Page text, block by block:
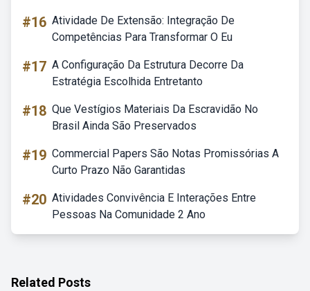
#16 Atividade De Extensão: Integração De
Competências Para Transformar O Eu
#17 A Configuração Da Estrutura Decorre Da
Estratégia Escolhida Entretanto
#18 Que Vestígios Materiais Da Escravidão No
Brasil Ainda São Preservados
#19 Commercial Papers São Notas Promissórias A
Curto Prazo Não Garantidas
#20 Atividades Convivência E Interações Entre
Pessoas Na Comunidade 2 Ano
Related Posts